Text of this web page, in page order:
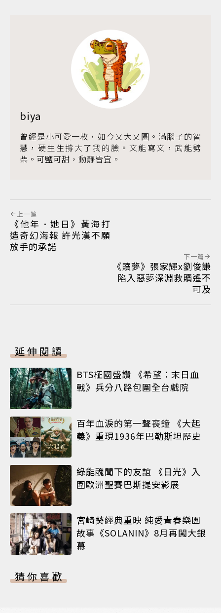
biya
曾經是小可愛一枚，如今又大又圓。滿腦子的智
慧，硬生生撐大了我的臉。文能寫文，武能劈
柴。可鹽可甜，動靜皆宜。
上一篇
《他年．她日》黃海打
造奇幻海報 許光漢不願
放手的承諾
下一篇
《贖夢》張家輝x劉俊謙
陷入惡夢深淵救贖遙不
可及
延伸閱讀
BTS柾國盛讚 《希望：末日血
戰》兵分八路包圍全台戲院
百年血淚的第一聲喪鐘 《大起
義》重現1936年巴勒斯坦歷史
綠能醜聞下的友誼 《日光》入
圍歐洲聖賽巴斯提安影展
宮崎葵經典重映 純愛青春樂團
故事《SOLANIN》8月再闖大銀
幕
猜你喜歡